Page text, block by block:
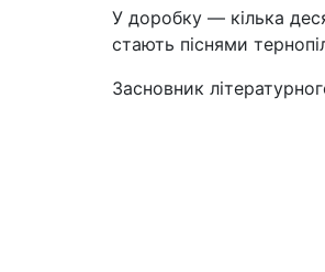
У доробку — кілька
стають піснями
Засновник